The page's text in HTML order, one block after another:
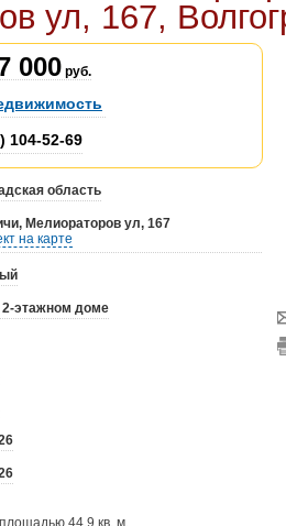
ул, 167,
000 руб.
104-52-69
область
Мелиораторов ул, 167
на карте
2-этажном доме
44.9 кв. м.